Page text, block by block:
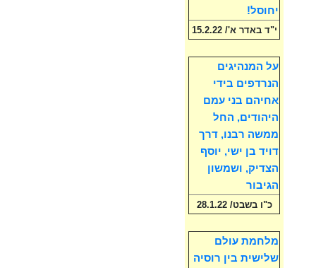
יחוסל!
י"ד באדר א'/ 15.2.22
על המנהיגים
הנרדפים בידי
אחיהם בני עמם
היהודים, החל
ממשה רבנו, דרך
דויד בן ישי, יוסף
הצדיק, ושמשון
הגיבור
כ"ו בשבט/ 28.1.22
מלחמת עולם
שלישית בין רוסיה